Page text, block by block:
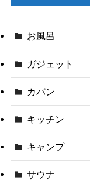
お風呂
ガジェット
カバン
キッチン
キャンプ
サウナ